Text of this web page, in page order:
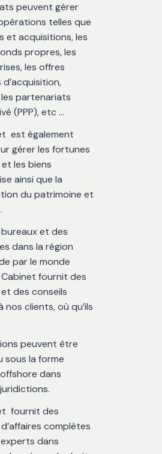
peuvent gérer
telles que
et acquisitions, les
propres, les
les offres
partenariats
(PPP), etc …
est également
gérer les fortunes
les biens
ainsi que la
du patrimoine et
et des
dans la région
par le monde
fournit des
des conseils
nos clients, où qu’ils
peuvent être
sous la forme
dans
fournit des
complètes
dans